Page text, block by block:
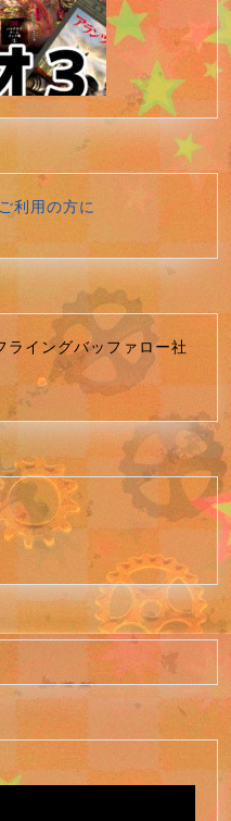
利用の方に
イングバッファロー社